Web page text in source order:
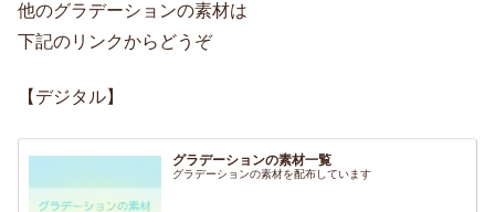
他のグラデーションの素材は
下記のリンクからどうぞ
【デジタル】
グラデーションの素材一覧
グラデーションの素材を配布しています